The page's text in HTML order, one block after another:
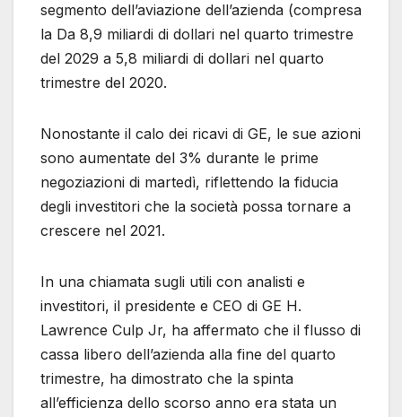
segmento dell’aviazione dell’azienda (compresa
la Da 8,9 miliardi di dollari nel quarto trimestre
del 2029 a 5,8 miliardi di dollari nel quarto
trimestre del 2020.
Nonostante il calo dei ricavi di GE, le sue azioni
sono aumentate del 3% durante le prime
negoziazioni di martedì, riflettendo la fiducia
degli investitori che la società possa tornare a
crescere nel 2021.
In una chiamata sugli utili con analisti e
investitori, il presidente e CEO di GE H.
Lawrence Culp Jr, ha affermato che il flusso di
cassa libero dell’azienda alla fine del quarto
trimestre, ha dimostrato che la spinta
all’efficienza dello scorso anno era stata un